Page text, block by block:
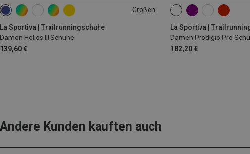
Größen
La Sportiva | Trailrunningschuhe
Damen Helios III Schuhe
139,60 €
37 37.5 38 38.5
La Sportiva |
Damen Prodigio Pro
182,20 €
Andere Kunden kauften auch